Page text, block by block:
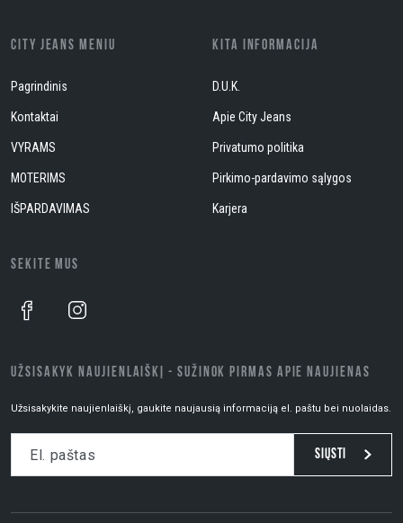
CITY JEANS MENIU
Pagrindinis
Kontaktai
VYRAMS
MOTERIMS
IŠPARDAVIMAS
KITA INFORMACIJA
D.U.K.
Apie City Jeans
Privatumo politika
Pirkimo-pardavimo sąlygos
Karjera
SEKITE MUS
UŽSISAKYK NAUJIENLAIŠKĮ - SUŽINOK PIRMAS APIE NAUJIENAS
Užsisakykite naujienlaiškį, gaukite naujausią informaciją el. paštu bei nuolaidas.
Siųsti